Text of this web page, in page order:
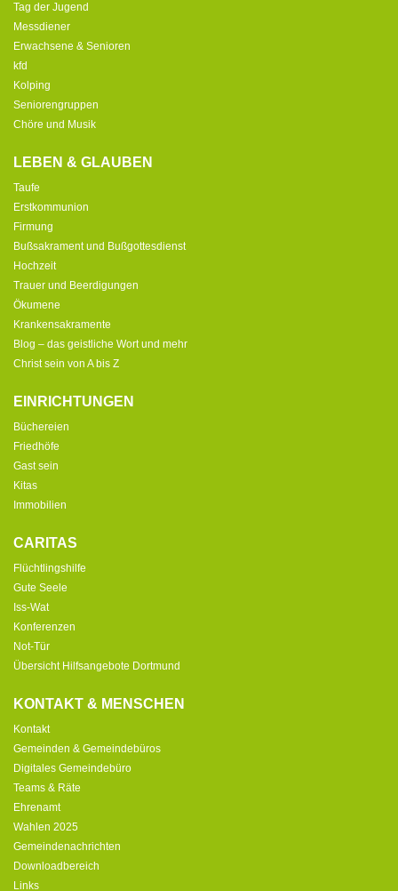
Tag der Jugend
Messdiener
Erwachsene & Senioren
kfd
Kolping
Seniorengruppen
Chöre und Musik
LEBEN & GLAUBEN
Taufe
Erstkommunion
Firmung
Bußsakrament und Bußgottesdienst
Hochzeit
Trauer und Beerdigungen
Ökumene
Krankensakramente
Blog – das geistliche Wort und mehr
Christ sein von A bis Z
EINRICHTUNGEN
Büchereien
Friedhöfe
Gast sein
Kitas
Immobilien
CARITAS
Flüchtlingshilfe
Gute Seele
Iss-Wat
Konferenzen
Not-Tür
Übersicht Hilfsangebote Dortmund
KONTAKT & MENSCHEN
Kontakt
Gemeinden & Gemeindebüros
Digitales Gemeindebüro
Teams & Räte
Ehrenamt
Wahlen 2025
Gemeindenachrichten
Downloadbereich
Links